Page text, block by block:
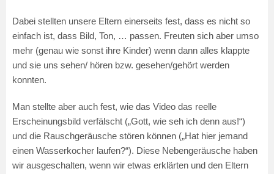
Dabei stellten unsere Eltern einerseits fest, dass es nicht so
einfach ist, dass Bild, Ton, … passen. Freuten sich aber umso
mehr (genau wie sonst ihre Kinder) wenn dann alles klappte
und sie uns sehen/ hören bzw. gesehen/gehört werden
konnten.
Man stellte aber auch fest, wie das Video das reelle
Erscheinungsbild verfälscht („Gott, wie seh ich denn aus!“)
und die Rauschgeräusche stören können („Hat hier jemand
einen Wasserkocher laufen?“). Diese Nebengeräusche haben
wir ausgeschalten, wenn wir etwas erklärten und den Eltern